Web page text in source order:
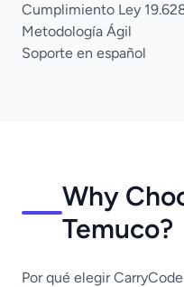
Cumplimiento Ley
Metodología Ágil
Soporte en español
Why
Temuco?
Por qué elegir